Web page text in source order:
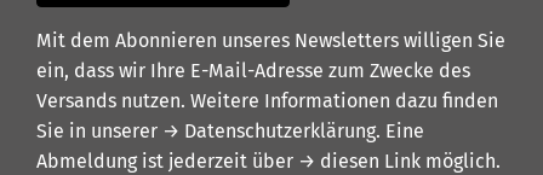
Mit dem Abonnieren unseres Newsletters willigen Sie
ein, dass wir Ihre E-Mail-Adresse zum Zwecke des
Versands nutzen. Weitere Informationen dazu finden
Sie in unserer → Datenschutzerklärung. Eine
Abmeldung ist jederzeit über → diesen Link möglich.